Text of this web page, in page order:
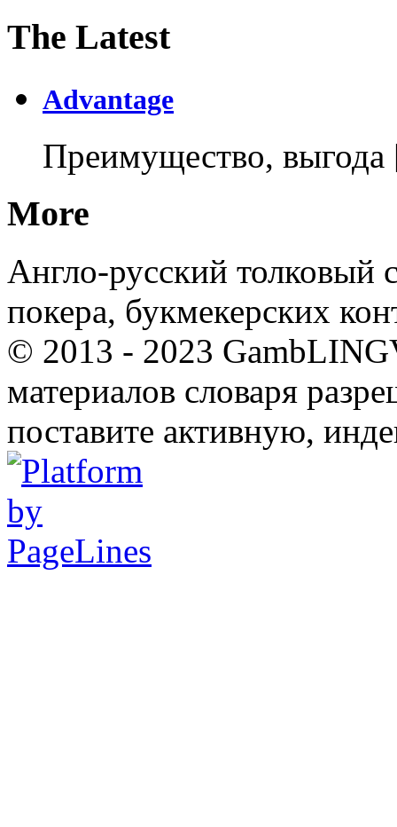
The Latest
Advantage
Преимущество,
More
Англо-русский толковый
покера, букмекерских
© 2013 - 2023
материалов словаря
поставите активную,